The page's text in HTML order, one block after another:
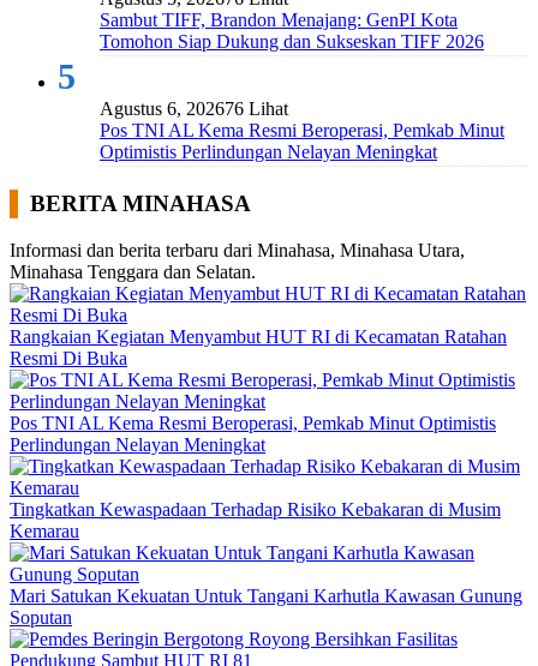
Sambut TIFF, Brandon Menajang: ​GenPI Kota
Tomohon Siap Dukung dan Sukseskan TIFF 2026
5
Agustus 6, 202676 Lihat
Pos TNI AL Kema Resmi Beroperasi, Pemkab Minut
Optimistis Perlindungan Nelayan Meningkat
BERITA MINAHASA
Informasi dan berita terbaru dari Minahasa, Minahasa Utara,
Minahasa Tenggara dan Selatan.
Rangkaian Kegiatan Menyambut HUT RI di Kecamatan Ratahan
Resmi Di Buka
Pos TNI AL Kema Resmi Beroperasi, Pemkab Minut Optimistis
Perlindungan Nelayan Meningkat
Tingkatkan Kewaspadaan Terhadap Risiko Kebakaran di Musim
Kemarau
Mari Satukan Kekuatan Untuk Tangani Karhutla Kawasan Gunung
Soputan